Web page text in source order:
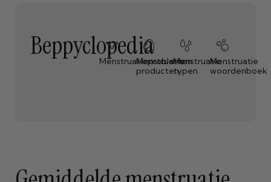
Beppyclopedia
Menstruatieproblemen
Menstruatie
producten
Menstruatie
typen
Menstruatie
woordenboek